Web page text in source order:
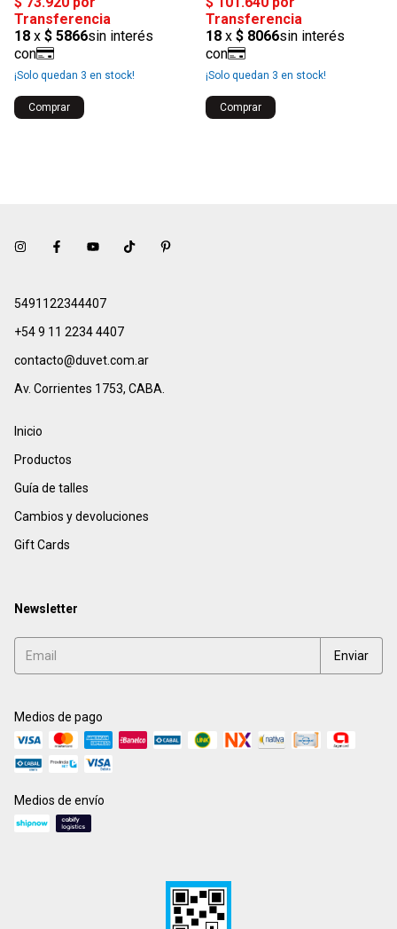
¡Solo quedan 3 en stock!
Comprar
¡Solo quedan 3 en stock!
5491122344407
+54 9 11 2234 4407
contacto@duvet.com.ar
Av. Corrientes 1753, CABA.
Inicio
Productos
Guía de talles
Cambios y devoluciones
Gift Cards
Newsletter
Medios de pago
Medios de envío